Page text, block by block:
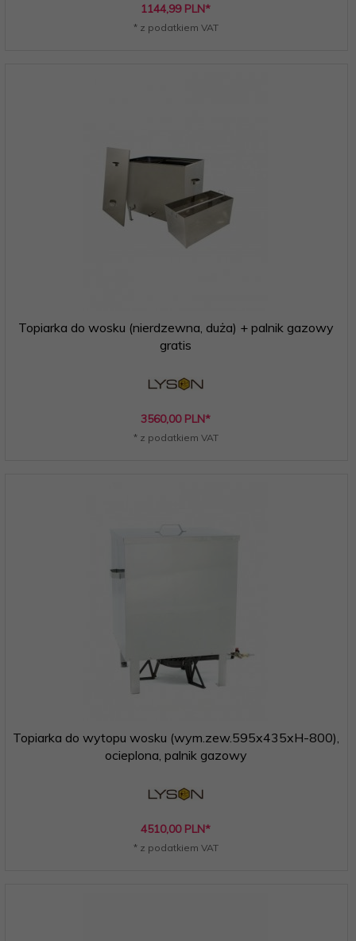
1144,99 PLN*
* z podatkiem VAT
Topiarka do wosku (nierdzewna, duża) + palnik gazowy
gratis
3560,00 PLN*
* z podatkiem VAT
Topiarka do wytopu wosku (wym.zew.595x435xH-800),
ocieplona, palnik gazowy
4510,00 PLN*
* z podatkiem VAT